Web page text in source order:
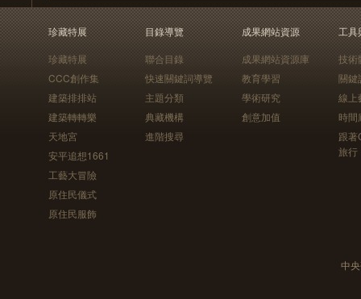
珍藏特展
珍藏特展
CCC創作集
建築排排站
建築轉轉樂
天地宮
安平追想1661
工藝大冒險
原住民儀式
原住民服飾
目錄導覽
聯合目錄
快速關鍵詞導覽
主題分類
典藏機構
進階搜尋
成果網站資源
成果網站資源庫
教育學習
學術研究
創意加值
工具
技術
關鍵
線上
時間
跟
旅行
中